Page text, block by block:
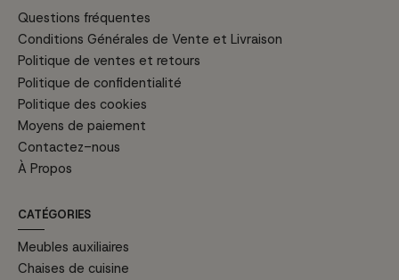
Questions fréquentes
Conditions Générales de Vente et Livraison
Politique de ventes et retours
Politique de confidentialité
Politique des cookies
Moyens de paiement
Contactez-nous
À Propos
CATÉGORIES
Meubles auxiliaires
Chaises de cuisine